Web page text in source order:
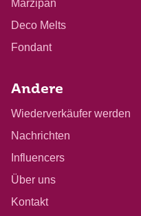
Marzipan
Deco Melts
Fondant
Andere
Wiederverkäufer werden
Nachrichten
Influencers
Über uns
Kontakt